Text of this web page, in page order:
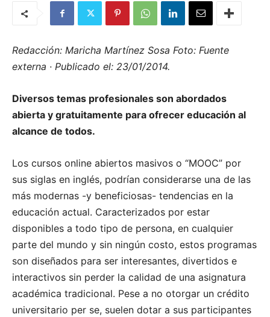
Redacción: Maricha Martínez Sosa Foto: Fuente
externa · Publicado el: 23/01/2014.
Diversos temas profesionales son abordados
abierta y gratuitamente para ofrecer educación al
alcance de todos.
Los cursos online abiertos masivos o “MOOC” por
sus siglas en inglés, podrían considerarse una de las
más modernas -y beneficiosas- tendencias en la
educación actual. Caracterizados por estar
disponibles a todo tipo de persona, en cualquier
parte del mundo y sin ningún costo, estos programas
son diseñados para ser interesantes, divertidos e
interactivos sin perder la calidad de una asignatura
académica tradicional. Pese a no otorgar un crédito
universitario per se, suelen dotar a sus participantes